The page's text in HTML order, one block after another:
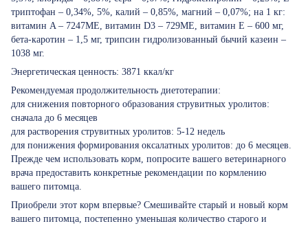
триптофан – 0,34%, 5%, калий – 0,85%, магний – 0,07%; на 1 кг:
витамин A – 7247МЕ, витамин D3 – 729МЕ, витамин Е – 600 мг,
бета-каротин – 1,5 мг, трипсин гидролизованный бычий казеин –
1038 мг.
Энергетическая ценность: 3871 ккал/кг
Рекомендуемая продолжительность диетотерапии:
для снижения повторного образования струвитных уролитов:
сначала до 6 месяцев
для растворения струвитных уролитов: 5-12 недель
для понижения формирования оксалатных уролитов: до 6 месяцев.
Прежде чем использовать корм, попросите вашего ветеринарного
врача предоставить конкретные рекомендации по кормлению
вашего питомца.
Приобрели этот корм впервые? Смешивайте старый и новый корм
вашего питомца, постепенно уменьшая количество старого и